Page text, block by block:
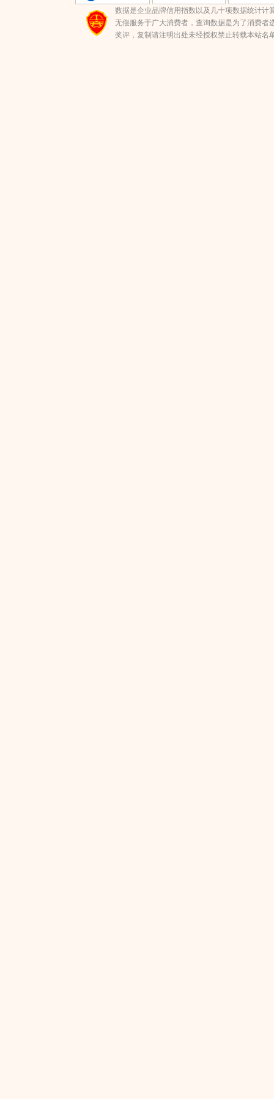
数据是企业品牌信用指数以及几十项数据统计
无偿服务于广大消费者，查询数据是为了消费
奖评，复制请注明出处未经授权禁止转载本站名